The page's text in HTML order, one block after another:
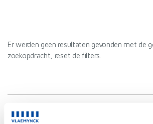
Er werden geen resultaten gevonden met de
zoekopdracht, reset de filters.
Net gemist